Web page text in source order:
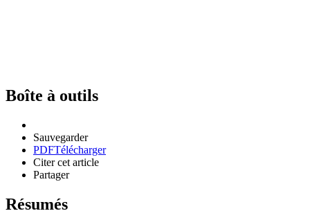
Boîte à outils
Sauvegarder
PDFTélécharger
Citer cet article
Partager
Résumés